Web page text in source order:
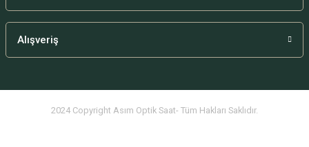
Alışveriş
2024 Copyright Asım Optik Saat- Tüm Hakları Saklıdır.